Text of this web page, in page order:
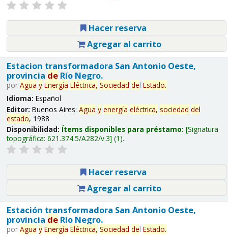
Hacer reserva
Agregar al carrito
Estacion transformadora San Antonio Oeste,
provincia deRío Negro.
por Agua y Energía Eléctrica, Sociedad del Estado.
Idioma: Español
Editor: Buenos Aires: Agua y energía eléctrica, sociedad del
estado, 1988
Disponibilidad: Ítems disponibles para préstamo: Signatura
topográfica: 621.374.5/A282/v.3 (1).
Hacer reserva
Agregar al carrito
Estación transformadora San Antonio Oeste,
provincia deRío Negro.
por Agua y Energía Eléctrica, Sociedad del Estado.